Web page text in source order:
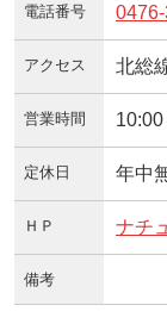
電話番号
アクセス 北総
営業時間
定休日 年中
ＨＰ ナチ
備考